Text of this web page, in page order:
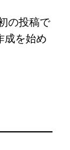
の投稿で
成を始め